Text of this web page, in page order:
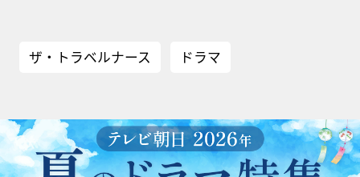
ザ・トラベルナース ドラマ